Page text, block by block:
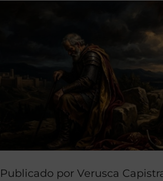
Publicado por Verusca